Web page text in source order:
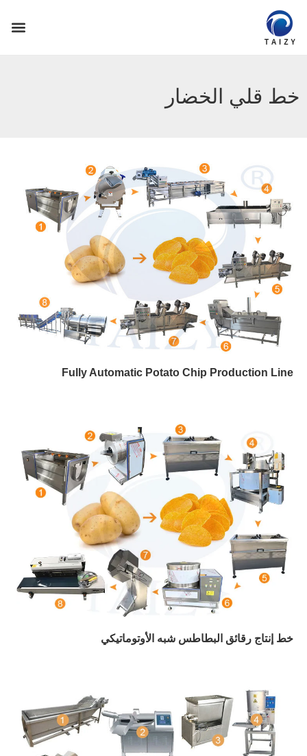
خط قلي الخضار
Fully Automatic Potato Chip Production Line
خط إنتاج رقائق البطاطس شبه الأوتوماتيكي